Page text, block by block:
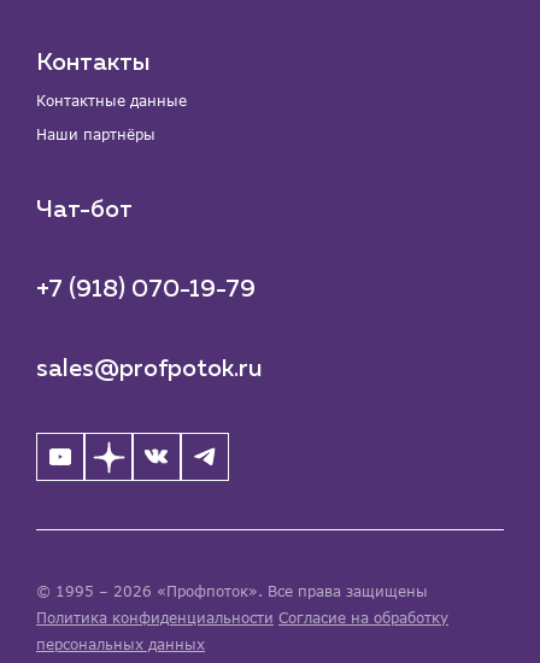
Контакты
Контактные данные
Наши партнёры
Чат-бот
+7 (918) 070-19-79
sales@profpotok.ru
© 1995 – 2026 «Профпоток». Все права защищены
Политика конфиденциальности Согласие на обработку
персональных данных